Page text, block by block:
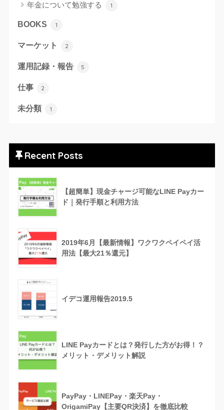
年金について勉強する 1
BOOKS 1
マーケット 2
運用記録・報告 5
仕事 2
未分類 1
Recent Posts
【超簡単】現金チャージ可能なLINE Payカー
ド｜発行手順と利用方法
2019年6月【最新情報】ワクワクペイペイ活
用法【最大21％還元】
イデコ運用報告2019.5
LINE Payカードとは？発行した方がお得！？
メリット・デメリット解説
PayPay・LINEPay・楽天Pay・
OrigamiPay【主要QR決済】を徹底比較